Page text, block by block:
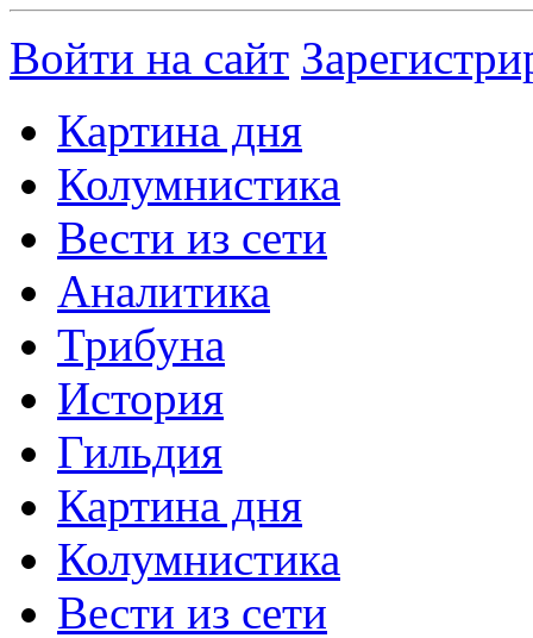
Войти на сайт
Картина дня
Колумнистика
Вести из сети
Аналитика
Трибуна
История
Гильдия
Картина дня
Колумнистика
Вести из сети